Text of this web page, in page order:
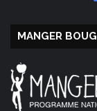
MANGER